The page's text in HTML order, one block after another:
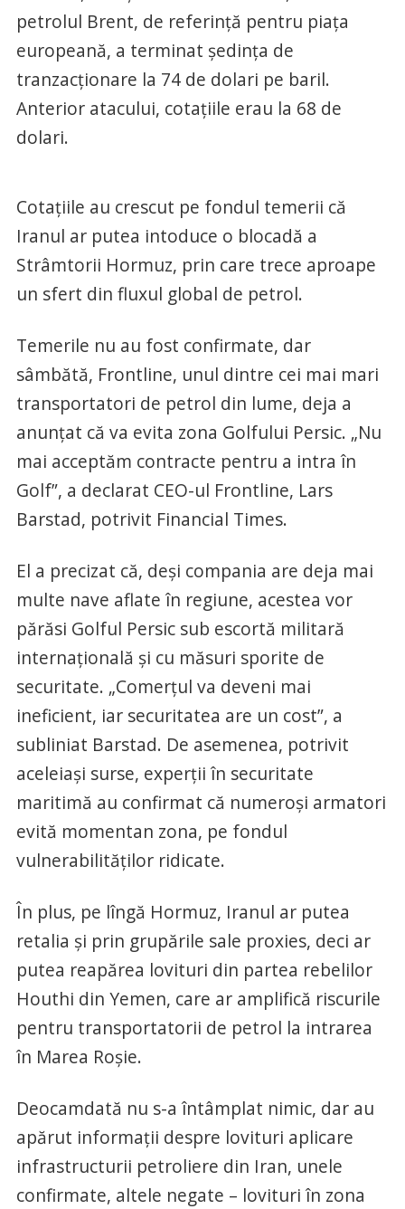
petrolul Brent, de referință pentru piața
europeană, a terminat ședința de
tranzacționare la 74 de dolari pe baril.
Anterior atacului, cotațiile erau la 68 de
dolari.
Cotațiile au crescut pe fondul temerii că
Iranul ar putea intoduce o blocadă a
Strâmtorii Hormuz, prin care trece aproape
un sfert din fluxul global de petrol.
Temerile nu au fost confirmate, dar
sâmbătă, Frontline, unul dintre cei mai mari
transportatori de petrol din lume, deja a
anunțat că va evita zona Golfului Persic. „Nu
mai acceptăm contracte pentru a intra în
Golf”, a declarat CEO-ul Frontline, Lars
Barstad, potrivit Financial Times.
El a precizat că, deşi compania are deja mai
multe nave aflate în regiune, acestea vor
părăsi Golful Persic sub escortă militară
internaţională şi cu măsuri sporite de
securitate. „Comerţul va deveni mai
ineficient, iar securitatea are un cost”, a
subliniat Barstad. De asemenea, potrivit
aceleiași surse, experţii în securitate
maritimă au confirmat că numeroşi armatori
evită momentan zona, pe fondul
vulnerabilităţilor ridicate.
În plus, pe lîngă Hormuz, Iranul ar putea
retalia și prin grupările sale proxies, deci ar
putea reapărea lovituri din partea rebelilor
Houthi din Yemen, care ar amplifică riscurile
pentru transportatorii de petrol la intrarea
în Marea Roşie.
Deocamdată nu s-a întâmplat nimic, dar au
apărut informații despre lovituri aplicare
infrastructurii petroliere din Iran, unele
confirmate, altele negate – lovituri în zona